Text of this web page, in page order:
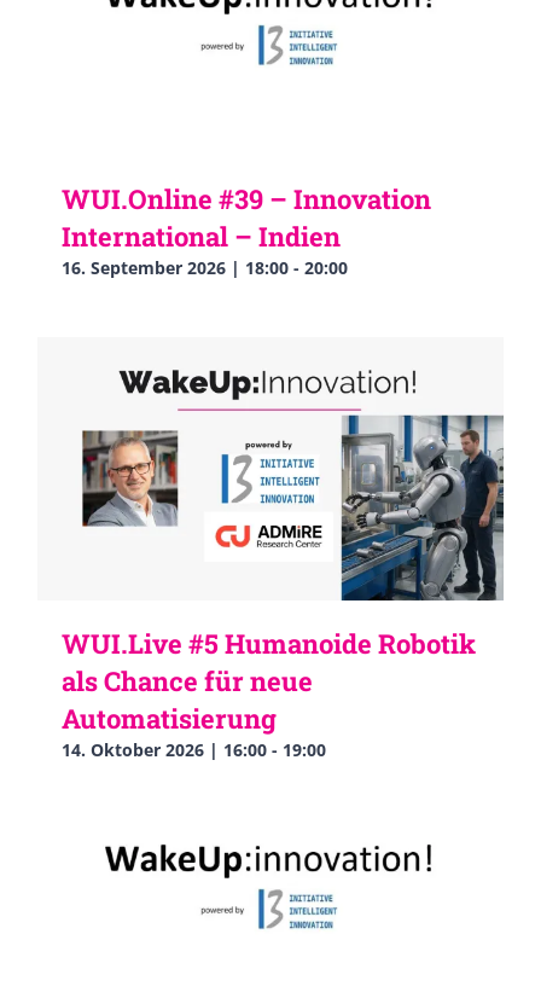
WUI.Online #39 – Innovation
International – Indien
16. September 2026 | 18:00 - 20:00
WUI.Live #5 Humanoide Robotik
als Chance für neue
Automatisierung
14. Oktober 2026 | 16:00 - 19:00